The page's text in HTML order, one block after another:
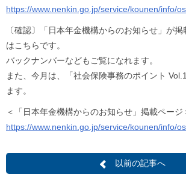
https://www.nenkin.go.jp/service/kounen/info/
〔確認〕「日本年金機構からのお知らせ」が
はこちらです。
バックナンバーなどもご覧になれます。
また、今月は、「社会保険事務のポイント
ます。
＜「日本年金機構からのお知らせ」掲載ページ
https://www.nenkin.go.jp/service/kounen/info/
以前の記事へ